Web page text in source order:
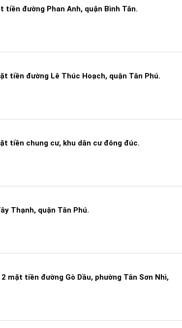
tiền đường Phan Anh, quận Bình Tân.
tiền đường Lê Thúc Hoạch, quận Tân Phú.
tiền chung cư, khu dân cư đông đúc.
Thạnh, quận Tân Phú.
mặt tiền đường Gò Dầu, phường Tân Sơn Nhì,